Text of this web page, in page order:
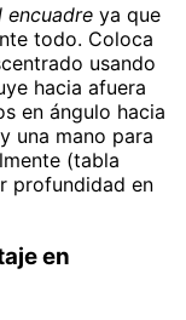
encuadre ya que
todo. Coloca
usando
hacia afuera
en ángulo hacia
una mano para
(tabla
profundidad en
en